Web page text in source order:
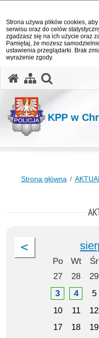
Strona używa plików cookies,
serwisu oraz do celów
zgadzasz się na ich użycie oraz
Pamiętaj, że możesz
ustawienia przeglądarki. Brak
wyrażenie zgody.
KPP w
Strona główna
Po Wt Śr
27
28 29
3
4 5
10
11 12
17
18 19